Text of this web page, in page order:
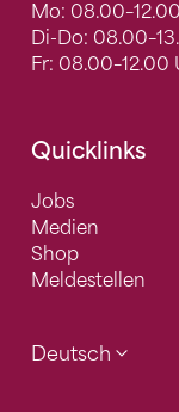
Mo:
Di-Do:
Fr: 08.00–12.00
Quicklinks
Jobs
Medien
Shop
Meldestellen
Deutsch